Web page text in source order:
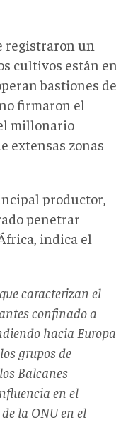
registraron un
cultivos están en
bastiones de
firmaron el
millonario
extensas zonas
productor,
penetrar
indica el
caracterizan el
confinado a
hacia Europa
grupos de
Balcanes
en el
la ONU en el